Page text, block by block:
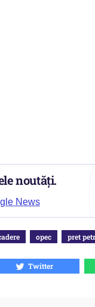
noutăți.
News
opec pret
Twitter